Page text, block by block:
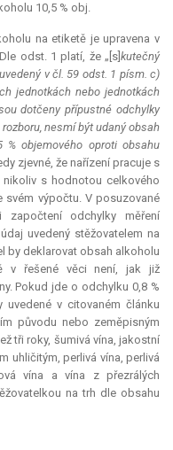
10,5 % obj.
na etiketě je upravena v
odst. 1 platí, že „[s] kutečný
v čl. 59 odst. 1 písm. c)
jednotkách nebo jednotkách
dotčeny přípustné odchylky
nesmí být udaný obsah
objemového oproti obsahu
zjevné, že nařízení pracuje s
s hodnotou celkového
svém výpočtu. V posuzované
odchylky měření
uvedený stěžovatelem na
by deklarovat obsah alkoholu
v řešené věci není, jak již
Pokud jde o odchylku 0,8 %
v citovaném článku
původu nebo zeměpisným
tři roky, šumivá vína, jakostní
uhličitým, perlivá vína, perlivá
vína a vína z přezrálých
na trh dle obsahu